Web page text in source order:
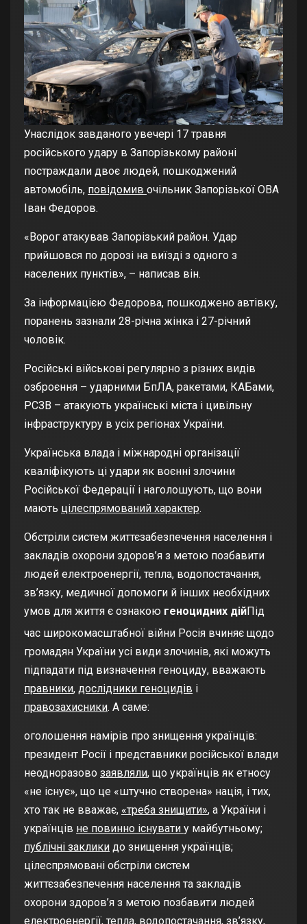
Унаслідок завданого увечері 17 травня
російського удару в Запорізькому районі
постраждали двоє людей, пошкоджений
автомобіль, повідомив очільник Запорізької ОВА
Іван Федоров.
«Ворог атакував Запорізький район. Удар
прийшовся по дорозі на виїзді з одного з
населених пунктів», – написав він.
За інформацією Федорова, пошкоджено автівку,
поранень зазнали 28-річна жінка і 27-річний
чоловік.
Російські військові регулярно з різних видів
озброєння – ударними БпЛА, ракетами, КАБами,
РСЗВ – атакують українські міста і цивільну
інфраструктуру в усіх регіонах України.
Українська влада і міжнародні організації
кваліфікують ці удари як воєнні злочини
Російської Федерації і наголошують, що вони
мають цілеспрямований характер.
Обстріли систем життєзабезпечення населення і
закладів охорони здоров’я з метою позбавити
людей електроенергії, тепла, водопостачання,
зв’язку, медичної допомоги й інших необхідних
умов для життя є ознакою геноцидних дійПід
час широкомасштабної війни Росія вчиняє щодо
громадян України усі види злочинів, які можуть
підпадати під визначення геноциду, вважають
правники, дослідники геноцидів і
правозахисники. А саме:
оголошення намірів про знищення українців:
президент Росії і представники російської влади
неодноразово заявляли, що українців як етносу
«не існує», що це «штучно створена» нація, і тих,
хто так не вважає, «треба знищити», а України і
українців не повинно існувати у майбутньому;
публічні заклики до знищення українців;
цілеспрямовані обстріли систем
життєзабезпечення населення та закладів
охорони здоров’я з метою позбавити людей
електроенергії, тепла, водопостачання, зв’язку,